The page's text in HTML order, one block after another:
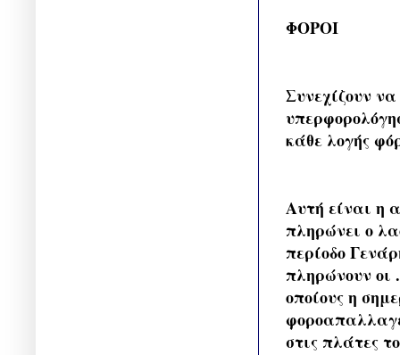
ΦΟΡΟΙ
Συνεχίζουν
κάθε λογής
Αυτή είναι η
πληρώνει ο
περίοδο
πληρώνουν οι
οποίους η
στις πλάτες